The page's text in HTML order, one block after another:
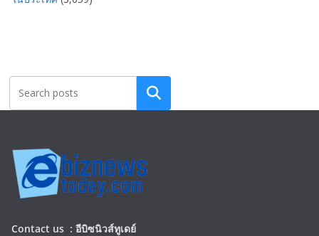
Search
Contact us : อีบิซนิวส์ทูเดย์